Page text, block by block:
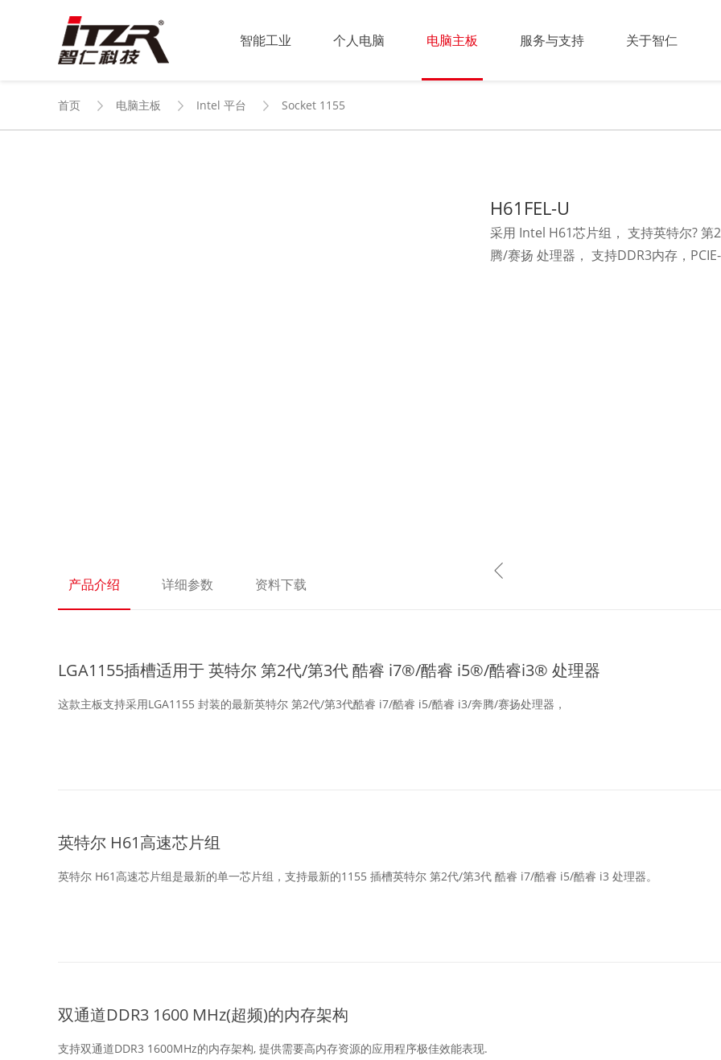
智能工业 个人电脑 电脑主板 服务与支持 关于智仁
首页 电脑主板 Intel 平台 Socket 1155
H61FEL-U
采用 Intel H61芯片组， 支持英特尔?
腾/赛扬 处理器， 支持DDR3内存，
产品介绍 详细参数 资料下载
LGA1155插槽适用于 英特尔 第2代/第3代 酷睿 i7®/酷睿 i5®/酷睿i3® 处理器
这款主板支持采用LGA1155 封装的最新英特尔 第2代/第3代酷睿 i7/酷睿 i5/酷睿 i3/奔腾/赛扬处理器，
英特尔 H61高速芯片组
英特尔 H61高速芯片组是最新的单一芯片组，支持最新的1155 插槽英特尔 第2代/第3代 酷睿 i7/酷睿 i5/酷睿 i3 处理器。
双通道DDR3 1600 MHz(超频)的内存架构
支持双通道DDR3 1600MHz的内存架构, 提供需要高内存资源的应用程序极佳效能表现.